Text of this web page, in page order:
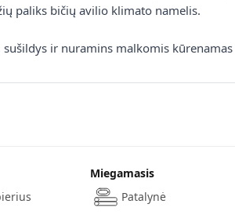
paliks bičių avilio klimato namelis.
sušildys ir nuramins malkomis
Miegamasis
Patalynė